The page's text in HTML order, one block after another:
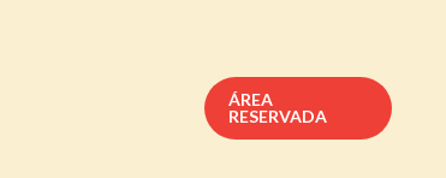
ÁREA
RESERVADA